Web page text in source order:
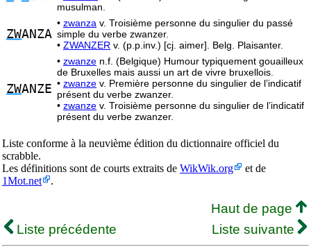
musulman.
ZWANZA
• zwanza v. Troisième personne du singulier du passé
simple du verbe zwanzer.
• ZWANZER v. (p.p.inv.) [cj. aimer]. Belg. Plaisanter.
ZWANZE
• zwanze n.f. (Belgique) Humour typiquement gouailleux
de Bruxelles mais aussi un art de vivre bruxellois.
• zwanze v. Première personne du singulier de l’indicatif
présent du verbe zwanzer.
• zwanze v. Troisième personne du singulier de l’indicatif
présent du verbe zwanzer.
Liste conforme à la neuvième édition du dictionnaire officiel du
scrabble.
Les définitions sont de courts extraits de WikWik.org
et de
1Mot.net
.
Haut de page
Liste précédente
Liste suivante